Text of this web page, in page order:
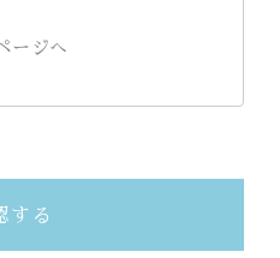
ージへ